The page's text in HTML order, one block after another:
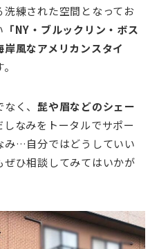
練された空間となってお
「NY・ブルックリン・ボス
風なアメリカンスタイ
く、 髭や眉などのシェー
しなみをトータルでサポー
み…自分ではどうしていい
ひ相談してみてはいかが